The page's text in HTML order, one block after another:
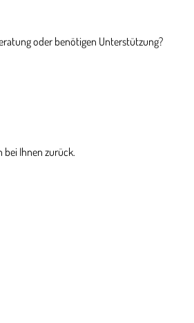
oder benötigen Unterstützung?
Ihnen zurück.